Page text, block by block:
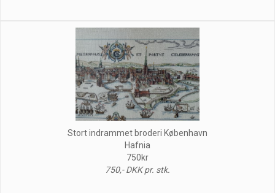
Stort indrammet broderi København
Hafnia
750kr
750,- DKK pr. stk.